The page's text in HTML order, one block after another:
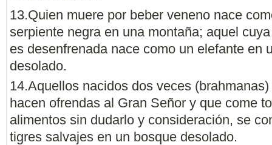
13.Quien muere por beber veneno nace
serpiente negra en una montaña; aquel
es desenfrenada nace como un elefante en
desolado.
14.Aquellos nacidos dos veces
hacen ofrendas al Gran Señor y que come
alimentos sin dudarlo y consideración, se
tigres salvajes en un bosque desolado.